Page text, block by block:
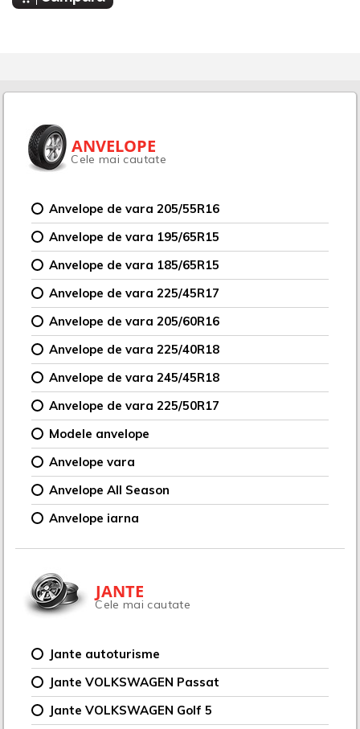
ANVELOPE
Cele mai cautate
Anvelope de vara 205/55R16
Anvelope de vara 195/65R15
Anvelope de vara 185/65R15
Anvelope de vara 225/45R17
Anvelope de vara 205/60R16
Anvelope de vara 225/40R18
Anvelope de vara 245/45R18
Anvelope de vara 225/50R17
Modele anvelope
Anvelope vara
Anvelope All Season
Anvelope iarna
JANTE
Cele mai cautate
Jante autoturisme
Jante VOLKSWAGEN Passat
Jante VOLKSWAGEN Golf 5